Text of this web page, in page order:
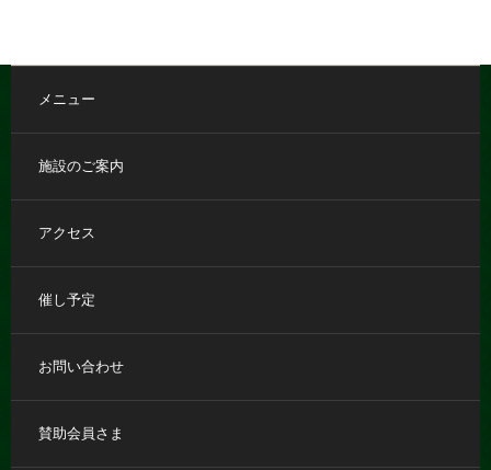
メニュー
施設のご案内
アクセス
催し予定
お問い合わせ
賛助会員さま